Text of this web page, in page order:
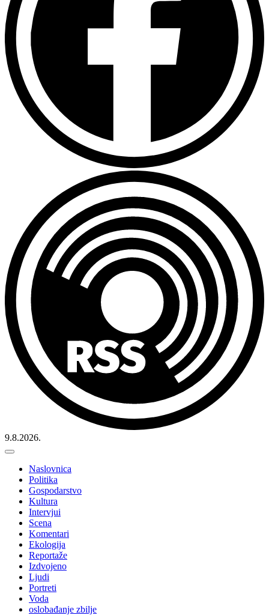
9.8.2026.
Naslovnica
Politika
Gospodarstvo
Kultura
Intervjui
Scena
Komentari
Ekologija
Reportaže
Izdvojeno
Ljudi
Portreti
Voda
oslobađanje zbilje